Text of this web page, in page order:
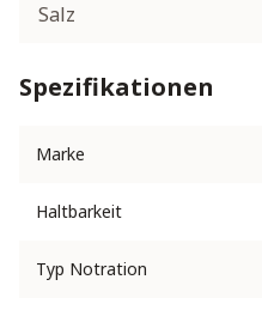
Salz
Spezifikationen
Marke
Haltbarkeit
Typ Notration